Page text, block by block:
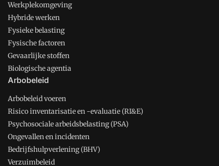
Werkplekomgeving
Hybride werken
Fysieke belasting
Fysische factoren
Gevaarlijke stoffen
Biologische agentia
Arbobeleid
Arbobeleid voeren
Risico inventarisatie en -evaluatie (RI&E)
Psychosociale arbeidsbelasting (PSA)
Ongevallen en incidenten
Bedrijfshulpverlening (BHV)
Verzuimbeleid